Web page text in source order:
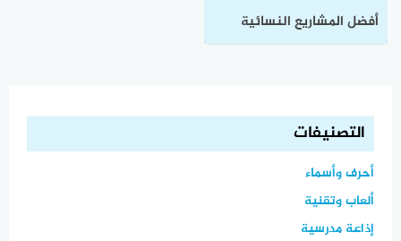
أفضل المشاريع النسائية
التصنيفات
أحرف وأسماء
ألعاب وتقنية
إذاعة مدرسية